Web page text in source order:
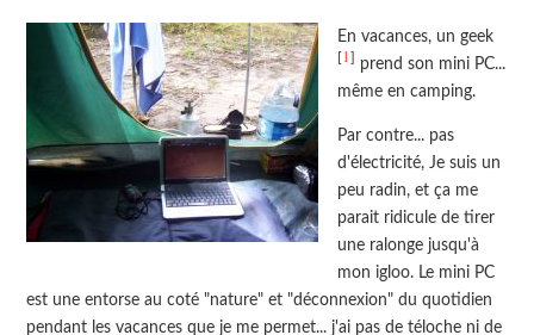
En vacances, un geek
[1] prend son mini PC...
même en camping.
Par contre... pas
d'électricité, Je suis un
peu radin, et ça me
parait ridicule de tirer
une ralonge jusqu'à
mon igloo. Le mini PC
est une entorse au coté "nature" et "déconnexion" du quotidien
pendant les vacances que je me permet... j'ai pas de téloche ni de